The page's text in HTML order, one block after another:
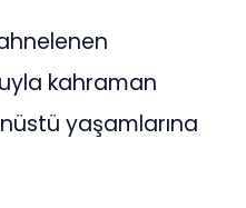
kahraman
yaşamlarına